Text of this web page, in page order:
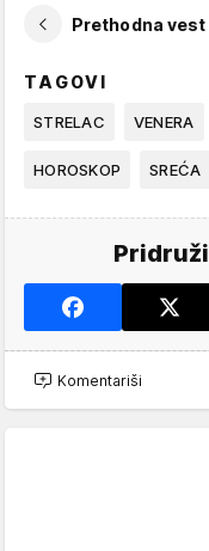
Prethodna vest
TAGOVI
STRELAC VENERA
HOROSKOP SREĆA
Pridruži
Komentariši